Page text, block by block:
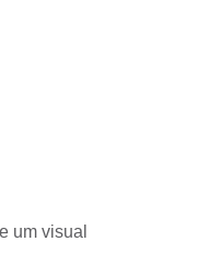
um visual